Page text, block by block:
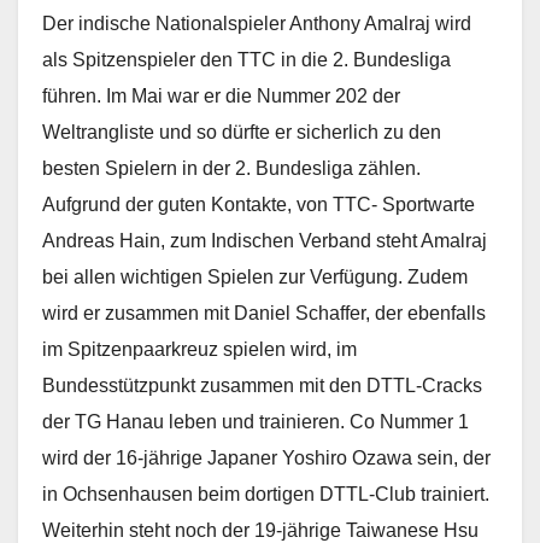
Der indische Nationalspieler Anthony Amalraj wird
als Spitzenspieler den TTC in die 2. Bundesliga
führen. Im Mai war er die Nummer 202 der
Weltrangliste und so dürfte er sicherlich zu den
besten Spielern in der 2. Bundesliga zählen.
Aufgrund der guten Kontakte, von TTC- Sportwarte
Andreas Hain, zum Indischen Verband steht Amalraj
bei allen wichtigen Spielen zur Verfügung. Zudem
wird er zusammen mit Daniel Schaffer, der ebenfalls
im Spitzenpaarkreuz spielen wird, im
Bundesstützpunkt zusammen mit den DTTL-Cracks
der TG Hanau leben und trainieren. Co Nummer 1
wird der 16-jährige Japaner Yoshiro Ozawa sein, der
in Ochsenhausen beim dortigen DTTL-Club trainiert.
Weiterhin steht noch der 19-jährige Taiwanese Hsu